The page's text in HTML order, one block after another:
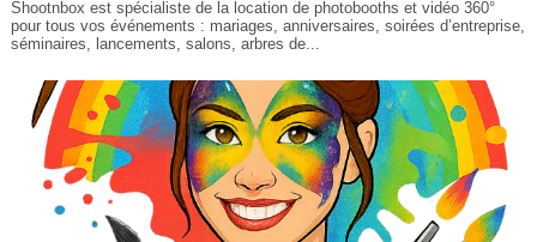
Shootnbox est spécialiste de la location de photobooths et vidéo 360°
pour tous vos événements : mariages, anniversaires, soirées d’entreprise,
séminaires, lancements, salons, arbres de...